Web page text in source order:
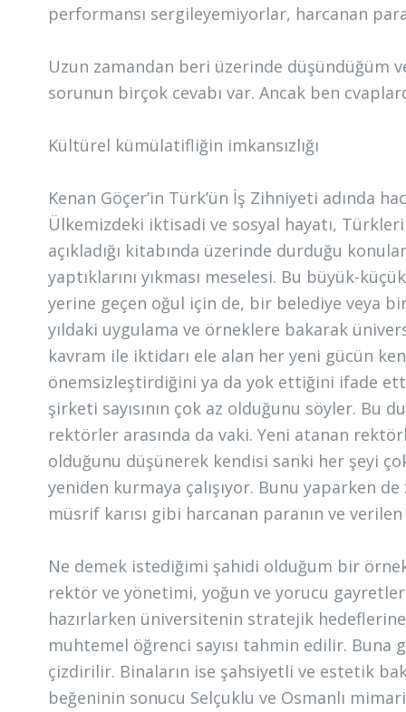
performansı sergileyemiyorlar, harcanan
Uzun zamandan beri üzerinde düşündüğüm
sorunun birçok cevabı var. Ancak ben
Kültürel kümülatifliğin imkansızlığı
Kenan Göçer’in Türk’ün İş Zihniyeti adında
Ülkemizdeki iktisadi ve sosyal hayatı,
açıkladığı kitabında üzerinde durduğu
yaptıklarını yıkması meselesi. Bu büyük-
yerine geçen oğul için de, bir belediye veya
yıldaki uygulama ve örneklere bakarak
kavram ile iktidarı ele alan her yeni gücün
önemsizleştirdiğini ya da yok ettiğini ifade
şirketi sayısının çok az olduğunu söyler. Bu
rektörler arasında da vaki. Yeni atanan
olduğunu düşünerek kendisi sanki her şeyi
yeniden kurmaya çalışıyor. Bunu yaparken
müsrif karısı gibi harcanan paranın ve
Ne demek istediğimi şahidi olduğum bir
rektör ve yönetimi, yoğun ve yorucu
hazırlarken üniversitenin stratejik hedeflerine
muhtemel öğrenci sayısı tahmin edilir.
çizdirilir. Binaların ise şahsiyetli ve estetik
beğeninin sonucu Selçuklu ve Osmanlı